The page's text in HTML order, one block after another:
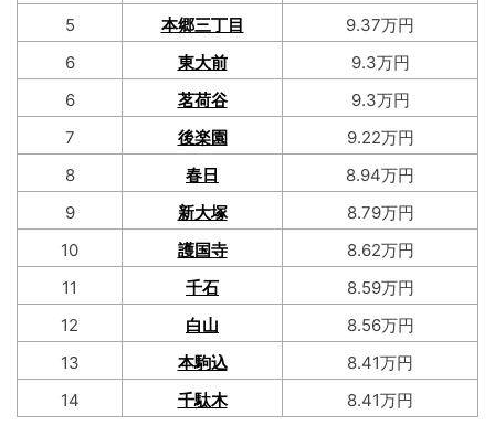
5
本郷三丁目
9.37万円
6
東大前
9.3万円
6
茗荷谷
9.3万円
7
後楽園
9.22万円
8
春日
8.94万円
9
新大塚
8.79万円
10
護国寺
8.62万円
11
千石
8.59万円
12
白山
8.56万円
13
本駒込
8.41万円
14
千駄木 8.41万円